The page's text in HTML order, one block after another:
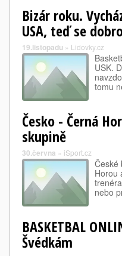
Bizár roku.
USA, teď se
19.listopadu » Lidovky.cz
USK.
tomu
Česko - Černá
skupině
30.června » iSport.cz
České
Horou
nebo
BASKETBAL
Švédkám